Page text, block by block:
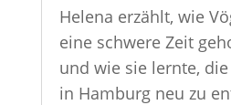
Helena erzählt, wie
eine schwere Zeit
und wie sie lernte,
in Hamburg neu zu